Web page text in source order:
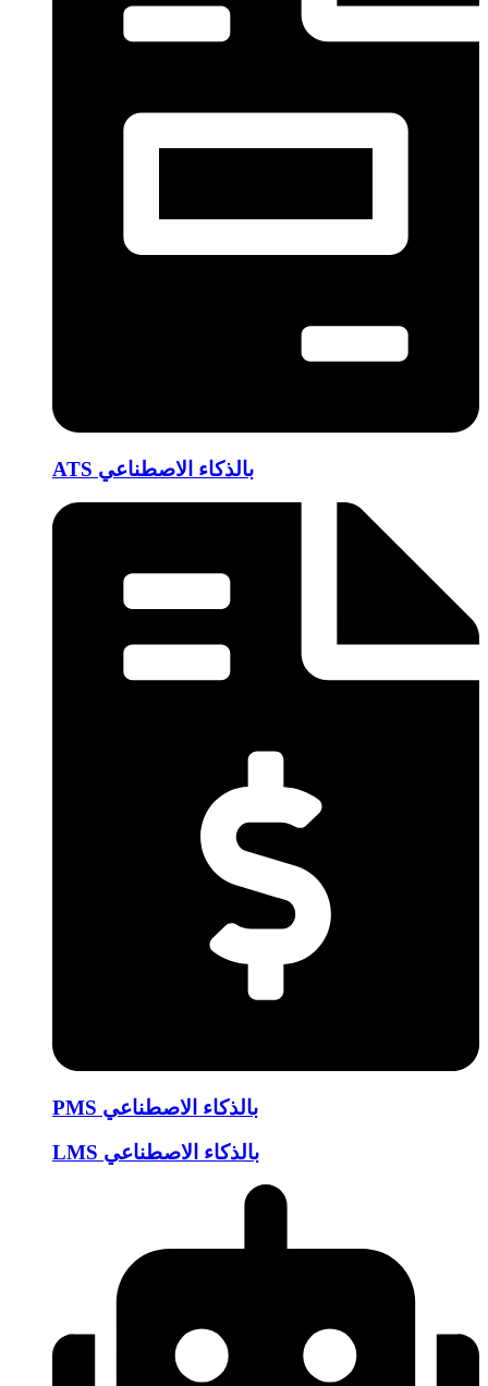
ATS بالذكاء الاصطناعي
PMS بالذكاء الاصطناعي
LMS بالذكاء الاصطناعي